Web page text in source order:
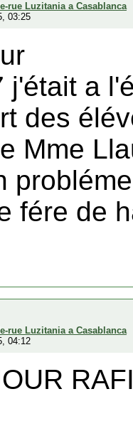
rue Luzitania a Casablanca
03:25
j'était a
des
Mme
fére de
rue Luzitania a Casablanca
04:12
RAFI